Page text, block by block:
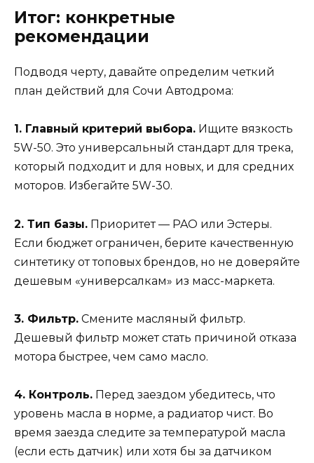
Итог: конкретные
рекомендации
Подводя черту, давайте определим четкий
план действий для Сочи Автодрома:
1. Главный критерий выбора. Ищите вязкость
5W-50. Это универсальный стандарт для трека,
который подходит и для новых, и для средних
моторов. Избегайте 5W-30.
2. Тип базы. Приоритет — PAO или Эстеры.
Если бюджет ограничен, берите качественную
синтетику от топовых брендов, но не доверяйте
дешевым «универсалкам» из масс-маркета.
3. Фильтр. Смените масляный фильтр.
Дешевый фильтр может стать причиной отказа
мотора быстрее, чем само масло.
4. Контроль. Перед заездом убедитесь, что
уровень масла в норме, а радиатор чист. Во
время заезда следите за температурой масла
(если есть датчик) или хотя бы за датчиком